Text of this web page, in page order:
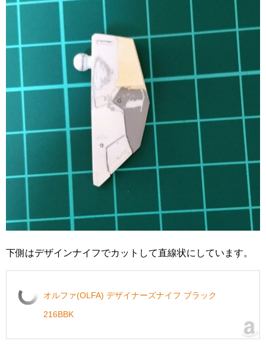
下側はデザインナイフでカットして直線状にしています。
オルファ(OLFA) デザイナーズナイフ ブラック
216BBK